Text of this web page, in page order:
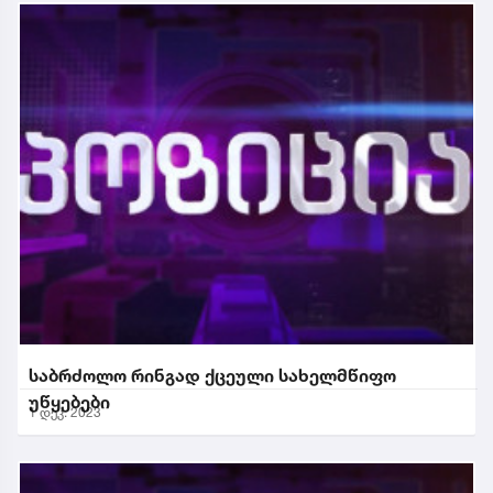
საბრძოლო რინგად ქცეული სახელმწიფო
უწყებები
1 დეკ. 2023